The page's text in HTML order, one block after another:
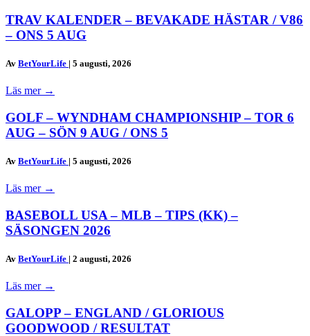
TRAV KALENDER – BEVAKADE HÄSTAR / V86
– ONS 5 AUG
Av BetYourLife | 5 augusti, 2026
Läs mer →
GOLF – WYNDHAM CHAMPIONSHIP – TOR 6
AUG – SÖN 9 AUG / ONS 5
Av BetYourLife | 5 augusti, 2026
Läs mer →
BASEBOLL USA – MLB – TIPS (KK) –
SÄSONGEN 2026
Av BetYourLife | 2 augusti, 2026
Läs mer →
GALOPP – ENGLAND / GLORIOUS
GOODWOOD / RESULTAT